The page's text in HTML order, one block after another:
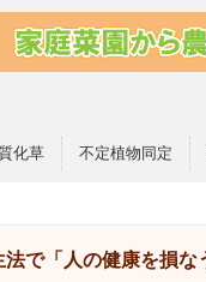
化草 不定植物同定
で「人の健康を損